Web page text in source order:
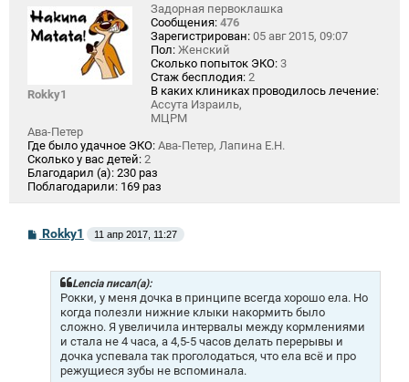
Rokky1
Задорная первоклашка
Сообщения: 476
Зарегистрирован: 05 авг 2015, 09:07
Пол: Женский
Сколько попыток ЭКО: 3
Стаж бесплодия: 2
В каких клиниках проводилось лечение:
Ассута Израиль,
МЦРМ
Ава-Петер
Где было удачное ЭКО: Ава-Петер, Лапина Е.Н.
Сколько у вас детей: 2
Благодарил (а): 230 раз
Поблагодарили: 169 раз
С
о
Rokky1 11 апр 2017, 11:27
Lencia писал(а):
Рокки, у меня дочка в принципе всегда хорошо ела. Но
когда полезли нижние клыки накормить было
сложно. Я увеличила интервалы между кормлениями
и стала не 4 часа, а 4,5-5 часов делать перерывы и
дочка успевала так проголодаться, что ела всё и про
режущиеся зубы не вспоминала.